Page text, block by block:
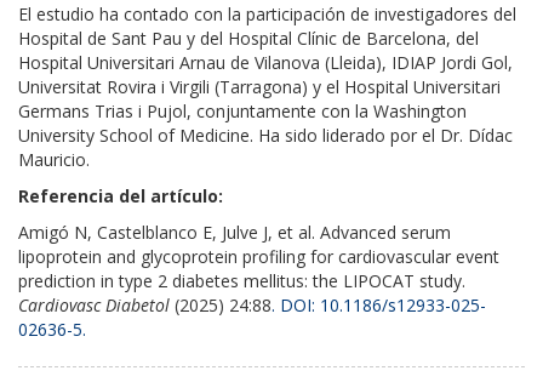
El estudio ha contado con la participación de investigadores del
Hospital de Sant Pau y del Hospital Clínic de Barcelona, del
Hospital Universitari Arnau de Vilanova (Lleida), IDIAP Jordi Gol,
Universitat Rovira i Virgili (Tarragona) y el Hospital Universitari
Germans Trias i Pujol, conjuntamente con la Washington
University School of Medicine. Ha sido liderado por el Dr. Dídac
Mauricio.
Referencia del artículo:
Amigó N, Castelblanco E, Julve J, et al. Advanced serum
lipoprotein and glycoprotein profiling for cardiovascular event
prediction in type 2 diabetes mellitus: the LIPOCAT study.
Cardiovasc Diabetol (2025) 24:88. DOI: 10.1186/s12933-025-
02636-5.